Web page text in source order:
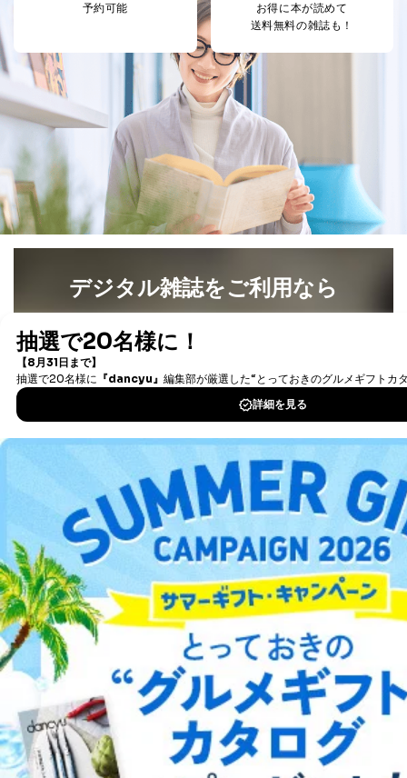
き。
上記２．の利用目的を実施するために守秘義務を結ん
だ企業に、業務の一部として個人情報の取扱いを委
託・提供する場合、その業務に必要な範囲で委託・提
供先企業に個人情報を開示することがあります。
委託・提供先企業は具体的には以下のような企業です
が、これらに限りません。
委託先：カスタマーサポート支援会社 、クレジッ
トカード決済などの決済代行・料金回収会社、広
告配信サービス会社
提供先：出版社、出版物発売元、卸売会社、販売
店など商品の供給者、梱包会社、配送会社、新聞
販売店などの梱包・配送・配達会社
４．開示対象個人情報の「開示」「訂正」等の請求につ
当社は、本人から、開示対象個人情報について利用目的
す。ただし、以下①～④のいずれかに該当する場合は、
利用目的の通知を行なうことはできません。そのとき
は、本人に遅滞無くその旨を通知するとともに、理由を
説明させていただきます。
①利用目的を本人に通知し、又は公表することによって
害するおそれがある場合
②利用目的を本人に通知し、又は公表することによって
当該事業者の権利又は正当な利益を害するおそれがある
③国の機関又は地方公共団体が法令の定める事務を遂行
することに対して協力する必要がある場合であって、利
用目的を本人に通知し、又は公表することによって当該
事務の遂行に支障を及ぼすおそれがあるとき
④開示対象個人情報の利用目的が明らかな場合
開示対象個人情報については、保有個人データの本人ま
たはその代理人からの利用目的の通知、開示、変更等
（内容の訂正、追加または削除）、利用停止等（「利用
の停止または消去」「第三者への提供の停止」）の求め
に対応させていただいております。 当社顧客の皆様の
個人情報は「マイページ」にログインしていただくこと
で、訂正、追加、変更を行っていただくことが出来ま
す。マイページをご利用いただけない方、その他の方に
つきましては、下記Aをご覧ください。 また、ご登録い
予約可能
お得に本が読めて
送料無料の雑誌も！
デジタル雑誌をご利用なら
書籍）が無料で読み放題！
DOWNLOAD FOR IOS
DOWNLOAD FOR ANDROID
ご利用方法はこちら
総合案内
アフィリエイト 採用情報
プレスリリース お問い合わせ
利用規約プライバシーポリシー 特定商取引法に基づく表示
出版社の皆様へ
投資家の皆様へサイトマップ